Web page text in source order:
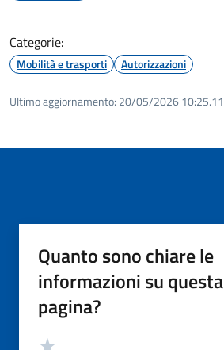
Categorie:
Mobilità e trasporti Autorizzazioni
Ultimo aggiornamento: 20/05/2026 10:25.11
Quanto sono chiare le
informazioni su questa
pagina?
Valutazione